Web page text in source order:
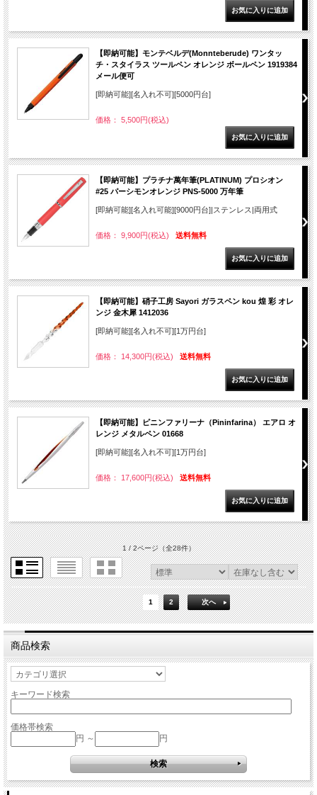
【即納可能】モンテベルデ(Monnteberude) ワンタッ
チ・スタイラス ツールペン オレンジ ボールペン 1919384
メール便可
[即納可能][名入れ不可][5000円台]
価格： 5,500円(税込)
【即納可能】プラチナ萬年筆(PLATINUM) プロシオン
#25 パーシモンオレンジ PNS-5000 万年筆
[即納可能][名入れ可能][9000円台]|ステンレス|両用式
価格： 9,900円(税込) 送料無料
【即納可能】硝子工房 Sayori ガラスペン kou 煌 彩 オレ
ンジ 金木犀 1412036
[即納可能][名入れ不可][1万円台]
価格： 14,300円(税込) 送料無料
【即納可能】ピニンファリーナ（Pininfarina） エアロ オ
レンジ メタルペン 01668
[即納可能][名入れ不可][1万円台]
価格： 17,600円(税込) 送料無料
1 / 2ページ（全28件）
1 2 次へ
商品検索
キーワード検索
価格帯検索
円 ～
円